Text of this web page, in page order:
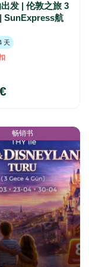
发 | 伦敦之旅 3
SunExpress航
天
畅销书